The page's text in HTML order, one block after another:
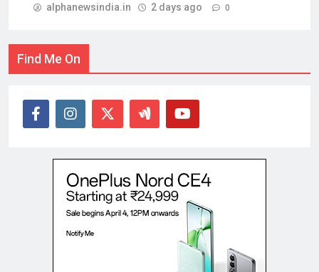
alphanewsindia.in 2 days ago 0
Find Me On